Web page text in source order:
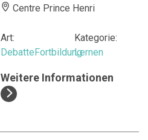
Centre Prince Henri
Art:
DebatteFortbildung
Kategorie:
Lernen
Weitere Informationen